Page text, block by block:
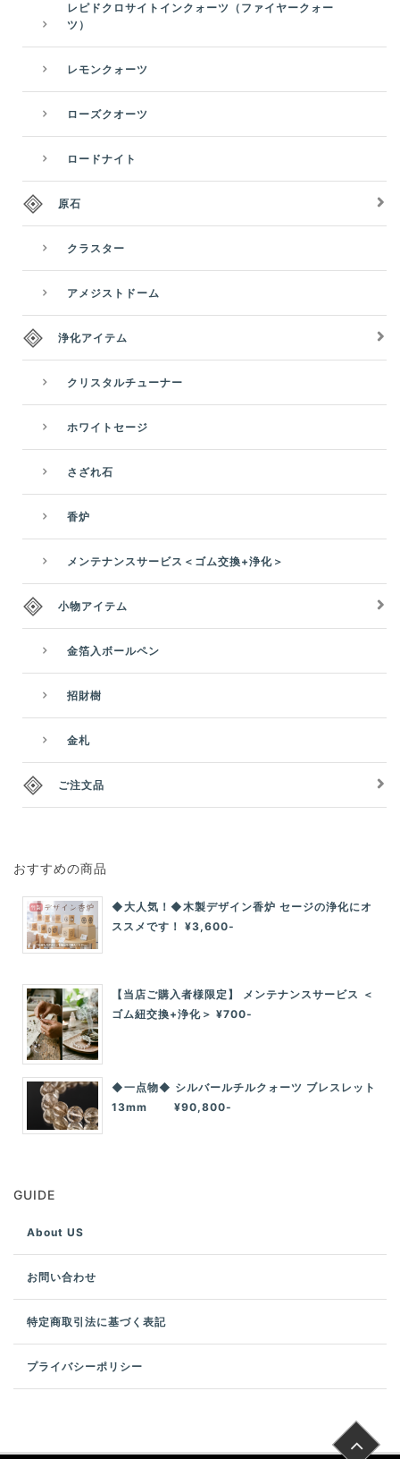
レピドクロサイトインクォーツ（ファイヤークォー
ツ）
レモンクォーツ
ローズクオーツ
ロードナイト
原石
クラスター
アメジストドーム
浄化アイテム
クリスタルチューナー
ホワイトセージ
さざれ石
香炉
メンテナンスサービス＜ゴム交換+浄化＞
小物アイテム
金箔入ボールペン
招財樹
金札
ご注文品
おすすめの商品
◆大人気！◆木製デザイン香炉 セージの浄化にオ
ススメです！ ¥3,600-
【当店ご購入者様限定】 メンテナンスサービス ＜
ゴム紐交換+浄化＞ ¥700-
◆一点物◆ シルバールチルクォーツ ブレスレット
13mm ¥90,800-
GUIDE
About US
お問い合わせ
特定商取引法に基づく表記
プライバシーポリシー